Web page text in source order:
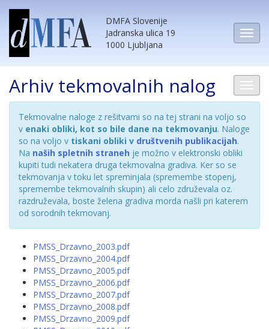
DMFA Slovenije
Jadranska ulica 19
1000 Ljubljana
Arhiv tekmovalnih nalog
Tekmovalne naloge z rešitvami so na tej strani na voljo so
v enaki obliki, kot so bile dane na tekmovanju. Naloge
so na voljo v tiskani obliki v društvenih publikacijah.
Na naših spletnih straneh je možno v elektronski obliki
kupiti tudi nekatera druga tekmovalna gradiva. Ker so se
tekmovanja v toku let spreminjala (spremembe stopenj,
spremembe tekmovalnih skupin) ali celo združevala oz.
razdruževala, boste želena gradiva morda našli pri katerem
od sorodnih tekmovanj.
PMSS_Drzavno_2003.pdf
PMSS_Drzavno_2004.pdf
PMSS_Drzavno_2005.pdf
PMSS_Drzavno_2006.pdf
PMSS_Drzavno_2007.pdf
PMSS_Drzavno_2008.pdf
PMSS_Drzavno_2009.pdf